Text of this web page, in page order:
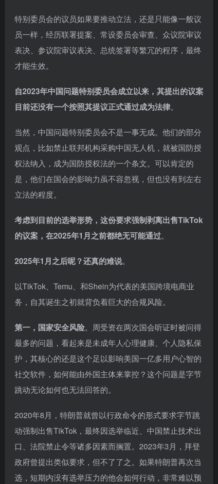
特别委员会的议员如果要推动立法，还是只能像一般议
员一样，经历联署提案、常设委员会审查、众议院审议
表决、参议院审议表决、总统签署等繁冗的程序，最终
才能生效。
自2023年中国问题特别委员会成立以来，其提出的议案
目前还没有一个按照其提议正式通过成为法律。
当然，中国问题特别委员会不是一事无成。他们的部分
观点，比如禁止联邦机构采购中国无人机，就被国防授
权法纳入，成为国防授权法的一个条文。可以肯定的
是，他们在国会的影响力虽不容忽视，但也没有到左右
立法的程度。
考虑到目前的选举形势，这份要求强制剥离出售TikTok
的议案，在2025年1月之前都绝无可能通过。
2025年1月之后呢？还真的难说。
以TikTok、Temu、和Shein为代表的美国跨境电商业
务，自其诞生之初就背负着巨大的合规风险。
第一，国家安全风险。周受资在两次国会听证时被问得
最多的问题，看起来是未成年人心理健康、个人隐私保
护，其核心的还是这个足以影响美国一亿多用户心智的
社交软件，如何能由外国主体来掌控？这个问题是字节
跳动无论如何也无法回答的。
2020年8月，特朗普就曾以行政命令的形式要求字节跳
动强制出售TikTok，最终因选举临近、中国禁止技术出
口、法院禁止令等诸多因素而搁置。2023年3月，拜登
政府曾提出类似要求，但不了了之。如果特朗普再次当
选，短期内没有选举压力的他会如何行动，非常难以预